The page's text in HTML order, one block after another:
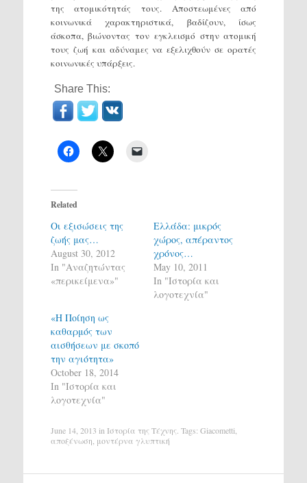
της ατομικότητάς τους. Αποστεωμένες από
κοινωνικά χαρακτηριστικά, βαδίζουν, ίσως
άσκοπα, βιώνοντας τον εγκλεισμό στην ατομική
τους ζωή και αδύναμες να εξελιχθούν σε ορατές
κοινωνικές υπάρξεις.
Share This:
Related
Οι εξισώσεις της
ζωής μας…
August 30, 2012
In "Αναζητώντας
«περικείμενα»"
Ελλάδα: μικρός
χώρος, απέραντος
χρόνος…
May 10, 2011
In "Ιστορία και
λογοτεχνία"
«Η Ποίηση ως
καθαρμός των
αισθήσεων με σκοπό
την αγιότητα»
October 18, 2014
In "Ιστορία και
λογοτεχνία"
June 14, 2013 in Ιστορία της Τέχνης. Tags: Giacometti
αποξένωση μοντέρνα γλυπτική